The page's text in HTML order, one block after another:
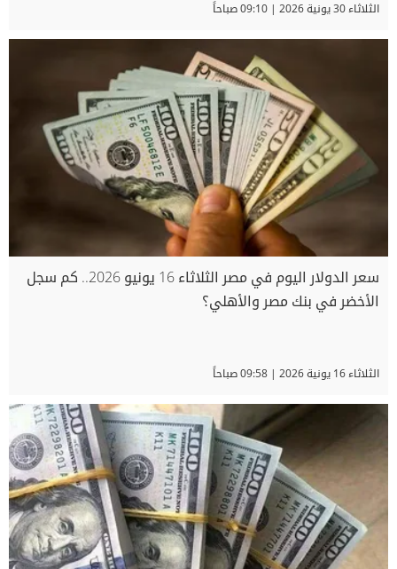
الثلاثاء 30 يونية 2026 | 09:10 صباحاً
سعر الدولار اليوم في مصر الثلاثاء 16 يونيو 2026.. كم سجل
الأخضر في بنك مصر والأهلي؟
الثلاثاء 16 يونية 2026 | 09:58 صباحاً